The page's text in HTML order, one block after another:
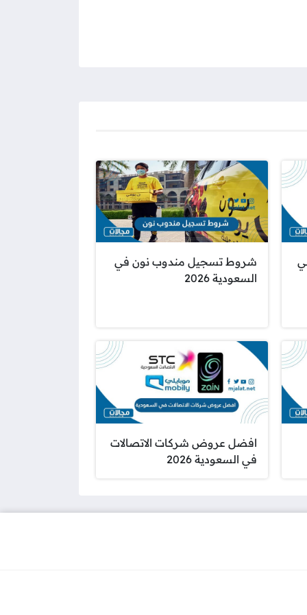
شروط تسجيل مندوب نون في
السعودية 2026
افضل عروض شركات الاتصالات
في السعودية 2026